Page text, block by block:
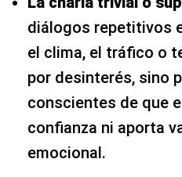
diálogos repetitivos
el clima, el tráfico o
por desinterés, sino
conscientes de que
confianza ni aporta
emocional.